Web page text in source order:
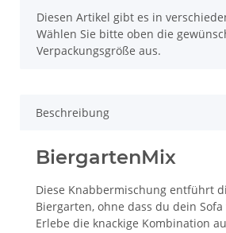
x
Diesen Artikel gibt es in
Wählen Sie bitte oben die
Verpackungsgröße aus.
Beschreibung
BiergartenMix
Diese Knabbermischung entführt
Biergarten, ohne dass du dein
Erlebe die knackige Kombination